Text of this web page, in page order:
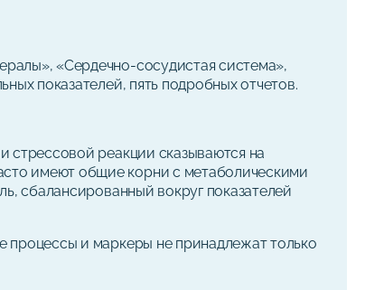
«Сердечно-сосудистая система»,
показателей, пять подробных отчетов.
стрессовой реакции сказываются на
имеют общие корни с метаболическими
сбалансированный вокруг показателей
процессы и маркеры не принадлежат только